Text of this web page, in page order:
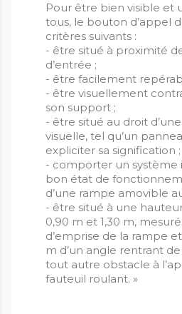
Pour être bien visible et
tous, le bouton d’appel
critères suivants :
- être situé à proximité
d’entrée ;
- être facilement
- être visuellement
son support ;
- être situé au droit
visuelle, tel qu’un
expliciter sa signification ;
- comporter un système
bon état de
d’une rampe amovible
- être situé à une
0,90 m et 1,30 m,
d’emprise de la rampe
m d’un angle rentrant
tout autre obstacle à
fauteuil roulant. »